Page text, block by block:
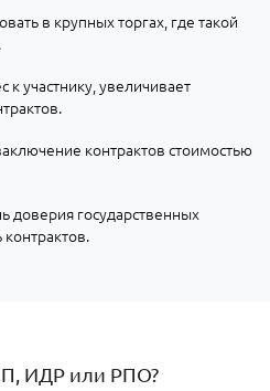
в крупных торгах, где такой
участнику, увеличивает
контрактов стоимостью
доверия государственных
контрактов.
ИДР или РПО?